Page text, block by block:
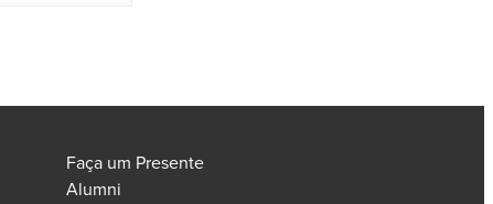
Faça um Presente
Alumni